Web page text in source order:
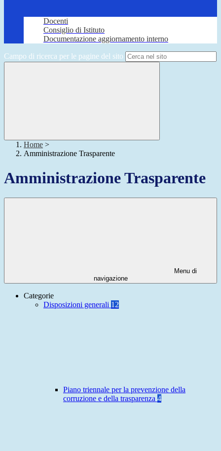
Docenti
Consiglio di Istituto
Documentazione aggiornamento interno
Campo di ricerca per le pagine del sito
Home >
Amministrazione Trasparente
Amministrazione Trasparente
Menu di
navigazione
Categorie
Disposizioni generali 12
Piano triennale per la prevenzione della
corruzione e della trasparenza 4